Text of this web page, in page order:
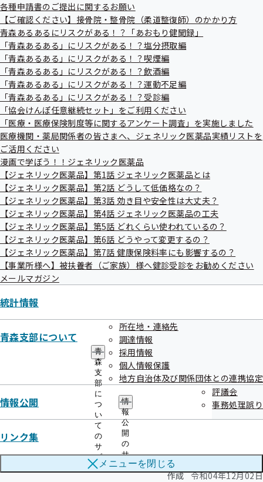
各種申請書のご提出に関するお願い
【ご確認ください】接骨院・整骨院（柔道整復師）のかかり方
青森あるあるにリスクがある！？「あおもり健聞録」
「青森あるある」にリスクがある！？塩分摂取編
「青森あるある」にリスクがある！？喫煙編
「青森あるある」にリスクがある！？飲酒編
「青森あるある」にリスクがある！？運動不足編
「青森あるある」にリスクがある！？受診編
「協会けんぽ任意継続セット」をご利用ください
「医療・医療保険制度等に関するアンケート調査」を実施しました
医療機関・薬局関係者の皆さまへ、ジェネリック医薬品実績リストを
ご活用ください
漫画で学ぼう！！ジェネリック医薬品
【ジェネリック医薬品】第1話 ジェネリック医薬品とは
【ジェネリック医薬品】第2話 どうして低価格なの？
【ジェネリック医薬品】第3話 効き目や安全性は大丈夫？
【ジェネリック医薬品】第4話 ジェネリック医薬品の工夫
【ジェネリック医薬品】第5話 どれくらい使われているの？
【ジェネリック医薬品】第6話 どうやって変更するの？
【ジェネリック医薬品】第7話 健康保険料率にも影響するの？
【事業所様へ】被扶養者（ご家族）様へ健診受診をお勧めください
メールマガジン
統計情報
青森支部について
青
森
支
部
に
つ
い
て
の
サ
ブ
メ
所在地・連絡先
調達情報
採用情報
個人情報保護
地方自治体及び関係団体との連携協定
情報公開
情
報
公
開
の
サ
ブ
メ
評議会
事務処理誤り
リンク集
メニューを閉じる
傍聴される方へ
テレビカメラ等の撮影はできません。
Zoomに質疑応答・チャット等の機能がありますが、使
用しないでください。
その他、事務局職員の指示に従うようお願いします。
指示に従っていただけない場合は、Zoomから退出して
いただくことがあります。
評議会資料とZoomのミーティングID、パスコードは後
日郵送いたします。
担当
全国健康保険協会 青森支部
企画総務グループ 担当：村上
電話：017-721-2713 FAX:017-721-2668
関連情報
令和4年度 第4回 青森支部評議会
令和04年12月16日開催
開催案内
資料
議事録
作成 令和04年12月02日